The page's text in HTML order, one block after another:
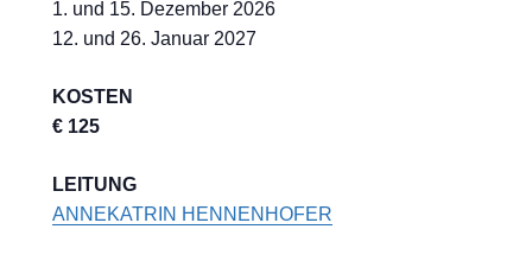
1. und 15. Dezember 2026
12. und 26. Januar 2027
KOSTEN
€ 125
LEITUNG
ANNEKATRIN HENNENHOFER